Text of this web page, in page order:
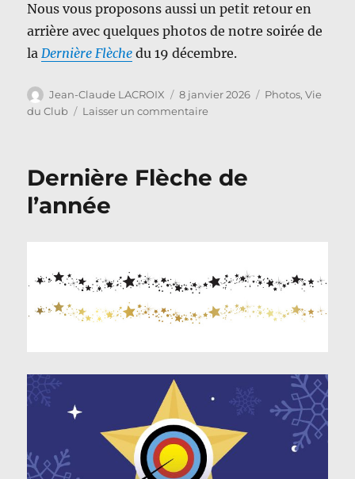
2026
Nous vous proposons aussi un petit retour en
arrière avec quelques photos de notre soirée de
laDernière Flèche du 19 décembre.
Auteur
Jean-Claude LACROIX
Publié
le
8 janvier 2026 Catégories
Photos,Vie
du Club
Laisser un commentairesur
Dernière Flèche de
l’année